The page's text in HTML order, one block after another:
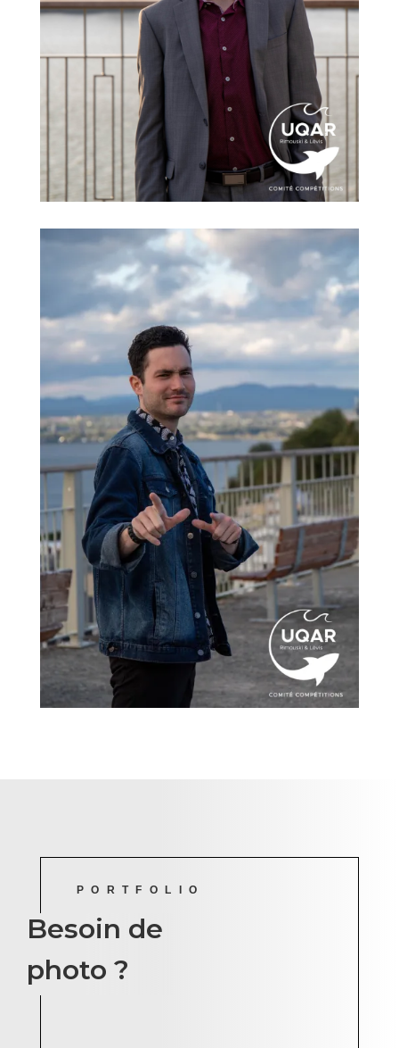
PORTFOLIO
Besoin de
photo ?